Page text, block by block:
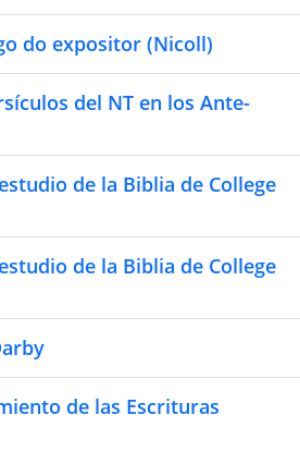
do expositor (Nicoll)
del NT en los Ante-
de la Biblia de College
de la Biblia de College
de las Escrituras